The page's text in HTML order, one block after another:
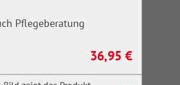
Pflegeberatung
Regulärer Preis:
36,95 €